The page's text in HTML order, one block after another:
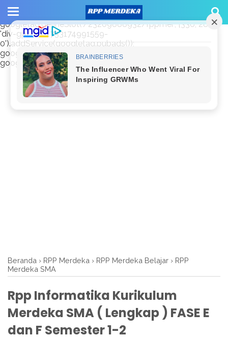
window.googletag = window.googletag || {cmd: []};
googletag.cmd.push(function() {
googletag.defineSlot('/23209888932/rppmer', [336, 280],
'div-gpt-ad-1733174991559-
0').addService(googletag.pubads());
googletag.pubads().enableSingleRequest();
googletag.enableServices(); });
Beranda › RPP Merdeka › RPP Merdeka Belajar › RPP
Merdeka SMA
Rpp Informatika Kurikulum
Merdeka SMA ( Lengkap ) FASE E
dan F Semester 1-2